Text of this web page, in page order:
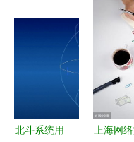
念“网紫” 网
时？邦眼的
技术力量揭
转型新
三家标
业携数
范揽获智
激光与
等经济
北斗系统用
上海网